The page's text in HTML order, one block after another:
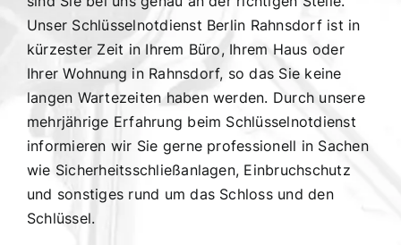
Unser Schlüsselnotdienst Berlin Rahnsdorf ist in
kürzester Zeit in Ihrem Büro, Ihrem Haus oder
Ihrer Wohnung in Rahnsdorf, so das Sie keine
langen Wartezeiten haben werden. Durch unsere
mehrjährige Erfahrung beim Schlüsselnotdienst
informieren wir Sie gerne professionell in Sachen
wie Sicherheitsschließanlagen, Einbruchschutz
und sonstiges rund um das Schloss und den
Schlüssel.